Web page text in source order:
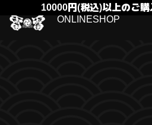
10000円(税込)以上のご
ONLINESHOP